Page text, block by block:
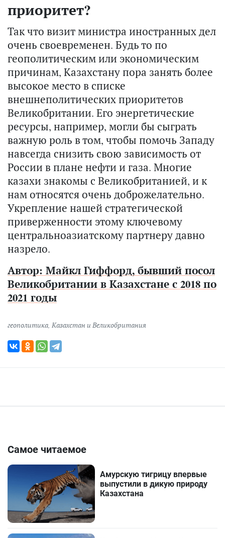
приоритет?
Так что визит министра иностранных дел
очень своевременен. Будь то по
геополитическим или экономическим
причинам, Казахстану пора занять более
высокое место в списке
внешнеполитических приоритетов
Великобритании. Его энергетические
ресурсы, например, могли бы сыграть
важную роль в том, чтобы помочь Западу
навсегда снизить свою зависимость от
России в плане нефти и газа. Многие
казахи знакомы с Великобританией, и к
нам относятся очень доброжелательно.
Укрепление нашей стратегической
приверженности этому ключевому
центральноазиатскому партнеру давно
назрело.
Автор: Майкл Гиффорд, бывший посол
Великобритании в Казахстане с 2018 по
2021 годы
геополитика, Казахстан и Великобритания
Самое читаемое
Амурскую тигрицу впервые
выпустили в дикую природу
Казахстана